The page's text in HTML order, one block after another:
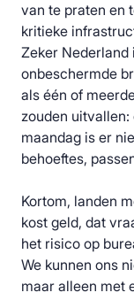
van te praten en
kritieke
Zeker Nederland
onbeschermde
als één of
zouden
maandag is er
behoeftes,
Kortom, landen
kost geld, dat
het risico op
We kunnen ons
maar alleen met